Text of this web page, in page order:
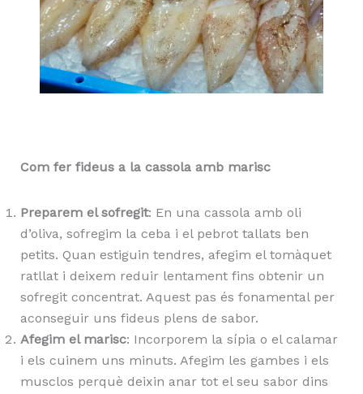
Com fer fideus a la cassola amb marisc
Preparem el sofregit: En una cassola amb oli
d’oliva, sofregim la ceba i el pebrot tallats ben
petits. Quan estiguin tendres, afegim el tomàquet
ratllat i deixem reduir lentament fins obtenir un
sofregit concentrat. Aquest pas és fonamental per
aconseguir uns fideus plens de sabor.
Afegim el marisc: Incorporem la sípia o el calamar
i els cuinem uns minuts. Afegim les gambes i els
musclos perquè deixin anar tot el seu sabor dins